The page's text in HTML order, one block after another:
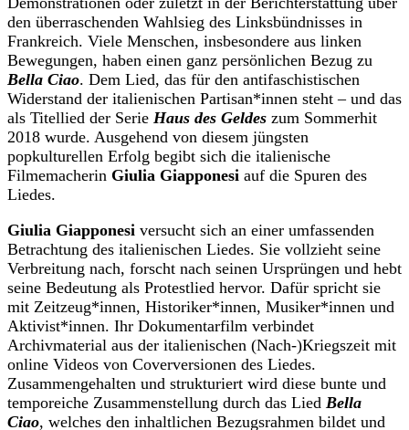
den überraschenden Wahlsieg des Linksbündnisses in
Frankreich. Viele Menschen, insbesondere aus linken
Bewegungen, haben einen ganz persönlichen Bezug zu
Bella Ciao. Dem Lied, das für den antifaschistischen
Widerstand der italienischen Partisan*innen steht – und das
als Titellied der Serie Haus des Geldes zum Sommerhit
2018 wurde. Ausgehend von diesem jüngsten
popkulturellen Erfolg begibt sich die italienische
Filmemacherin Giulia Giapponesi auf die Spuren des
Liedes.
Giulia Giapponesi versucht sich an einer umfassenden
Betrachtung des italienischen Liedes. Sie vollzieht seine
Verbreitung nach, forscht nach seinen Ursprüngen und hebt
seine Bedeutung als Protestlied hervor. Dafür spricht sie
mit Zeitzeug*innen, Historiker*innen, Musiker*innen und
Aktivist*innen. Ihr Dokumentarfilm verbindet
Archivmaterial aus der italienischen (Nach-)Kriegszeit mit
online Videos von Coverversionen des Liedes.
Zusammengehalten und strukturiert wird diese bunte und
temporeiche Zusammenstellung durch das Lied Bella
Ciao, welches den inhaltlichen Bezugsrahmen bildet und